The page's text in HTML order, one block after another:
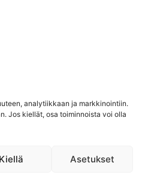
analytiikkaan ja markkinointiin.
Jos kiellät, osa toiminnoista voi olla
Kiellä Asetukset